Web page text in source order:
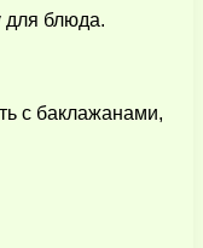
для блюда.
с баклажанами,